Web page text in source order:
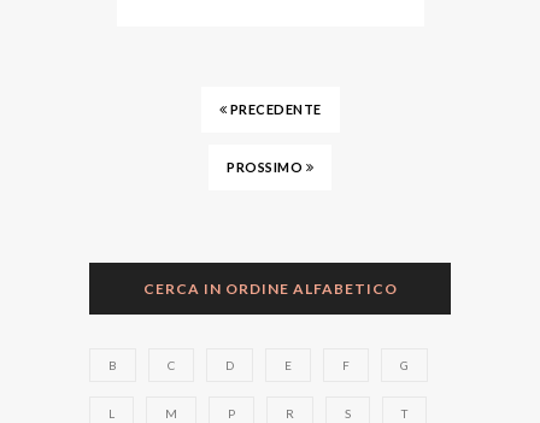
PRECEDENTE
PROSSIMO
CERCA IN ORDINE ALFABETICO
B C D E F G
L M P R S T